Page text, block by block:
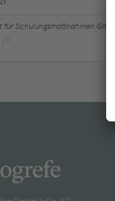
für Schulungsmaßnahmen GmbH
(1)